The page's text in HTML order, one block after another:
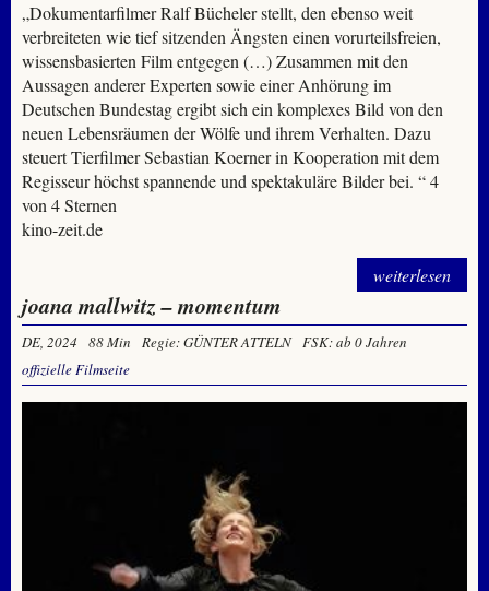
„Dokumentarfilmer Ralf Bücheler stellt, den ebenso weit
verbreiteten wie tief sitzenden Ängsten einen vorurteilsfreien,
wissensbasierten Film entgegen (…) Zusammen mit den
Aussagen anderer Experten sowie einer Anhörung im
Deutschen Bundestag ergibt sich ein komplexes Bild von den
neuen Lebensräumen der Wölfe und ihrem Verhalten. Dazu
steuert Tierfilmer Sebastian Koerner in Kooperation mit dem
Regisseur höchst spannende und spektakuläre Bilder bei. “ 4
von 4 Sternen
kino-zeit.de
weiterlesen
joana mallwitz – momentum
DE, 2024 88 Min Regie: GÜNTER ATTELN FSK: ab 0 Jahren
offizielle Filmseite